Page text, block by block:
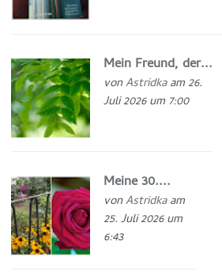
Mein Freund, der...
vonAstridkaam 26.
Juli 2026 um 7:00
Meine 30....
vonAstridkaam
25. Juli 2026 um
6:43